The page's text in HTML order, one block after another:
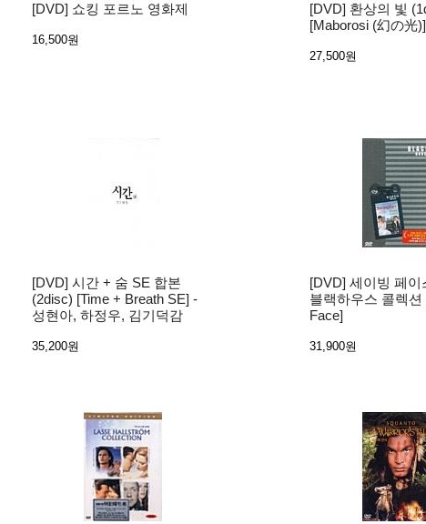
[DVD] 쇼킹 포르노 영화제
16,500원
[DVD] 환상의 빛
[Maborosi (幻の光)]
27,500원
[DVD] 시간 + 숨 SE 합본
(2disc) [Time + Breath SE] -
성현아, 하정우, 김기덕감
35,200원
[DVD] 세이빙 페이
블랙하우스 콜렉션
Face]
31,900원